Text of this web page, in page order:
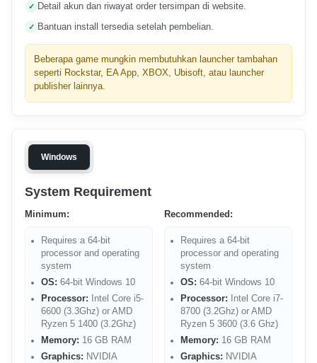
Detail akun dan riwayat order tersimpan di website.
Bantuan install tersedia setelah pembelian.
Beberapa game mungkin membutuhkan launcher tambahan
seperti Rockstar, EA App, XBOX, Ubisoft, atau launcher
publisher lainnya.
Windows
System Requirement
Minimum:
Requires a 64-bit
processor and operating
system
OS: 64-bit Windows 10
Processor: Intel Core i5-
6600 (3.3Ghz) or AMD
Ryzen 5 1400 (3.2Ghz)
Memory: 16 GB RAM
Graphics: NVIDIA
Recommended:
Requires a 64-bit
processor and operating
system
OS: 64-bit Windows 10
Processor: Intel Core i7-
8700 (3.2Ghz) or AMD
Ryzen 5 3600 (3.6 Ghz)
Memory: 16 GB RAM
Graphics: NVIDIA